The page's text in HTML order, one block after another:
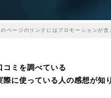
ページのリンクにはプロモーションが含
ミを調べている
に使っている人の感想が知